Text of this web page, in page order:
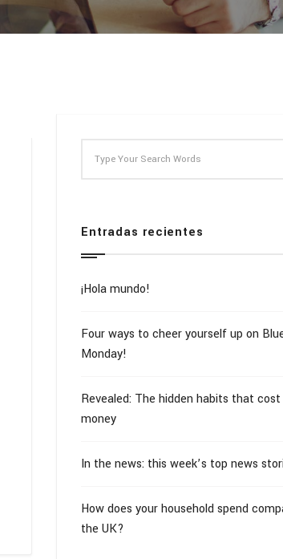
Entradas recientes
¡Hola mundo!
Four ways to cheer yourself up on
Monday!
Revealed: The hidden habits that cost
money
In the news: this week’s top news
How does your household spend
the UK?